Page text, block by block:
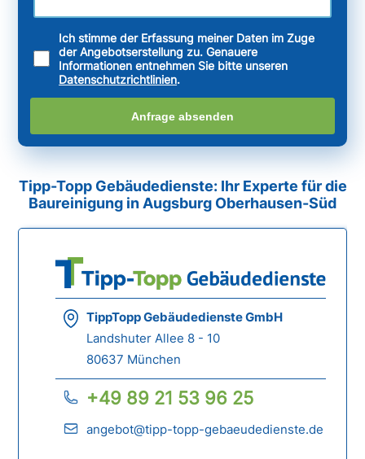
Ich stimme der Erfassung meiner Daten im Zuge
der Angebotserstellung zu. Genauere
Informationen entnehmen Sie bitte unseren
Datenschutzrichtlinien.
Anfrage absenden
Tipp-Topp Gebäudedienste: Ihr Experte für die
Baureinigung in Augsburg Oberhausen-Süd
TippTopp Gebäudedienste GmbH
Landshuter Allee 8 - 10
80637 München
+49 89 21 53 96 25
angebot@tipp-topp-gebaeudedienste.de